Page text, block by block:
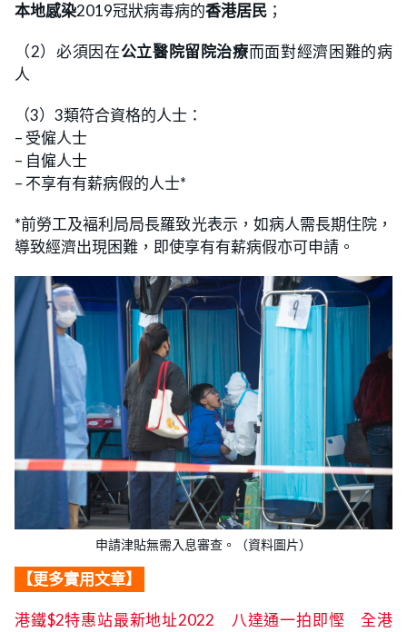
本地感染2019冠狀病毒病的香港居民 ；
（2）必須因在公立醫院留院治療而面對經濟困難的病
人
（3）3類符合資格的人士：
– 受僱人士
– 自僱人士
– 不享有有薪病假的人士*
*前勞工及褔利局局長羅致光表示，如病人需長期住院，
導致經濟出現困難，即使享有有薪病假亦可申請。
申請津貼無需入息審查。（資料圖片）
【更多實用文章】
港鐵$2特惠站最新地址2022 八達通一拍即慳 全港